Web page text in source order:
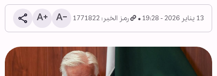
13 يناير 2026 - 19:28 رمز الخبر: 1771822